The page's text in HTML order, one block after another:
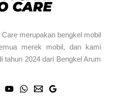
merupakan bengkel mobil
merek mobil, dan kami
tahun 2024 dari Bengkel Arum